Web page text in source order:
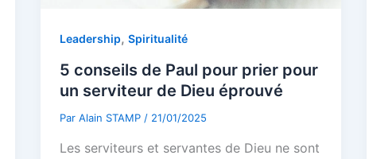
Leadership, Spiritualité
5 conseils de Paul pour prier pour
un serviteur de Dieu éprouvé
Par Alain STAMP / 21/01/2025
Les serviteurs et servantes de Dieu ne sont